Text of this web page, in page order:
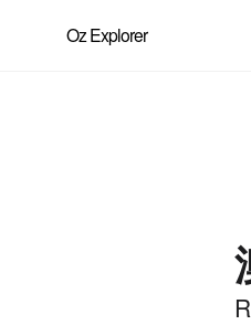
Oz Explorer